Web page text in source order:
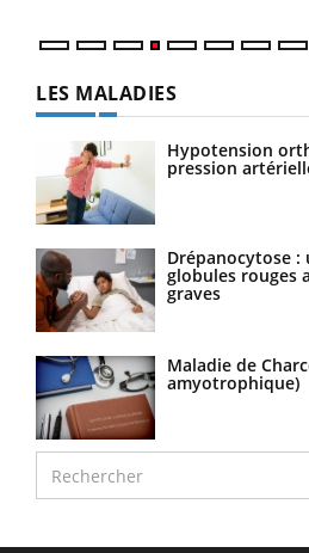
LES MALADIES
Hypotension
pression
Drépanocytose
globules rouges
graves
Maladie de
amyotrophique)